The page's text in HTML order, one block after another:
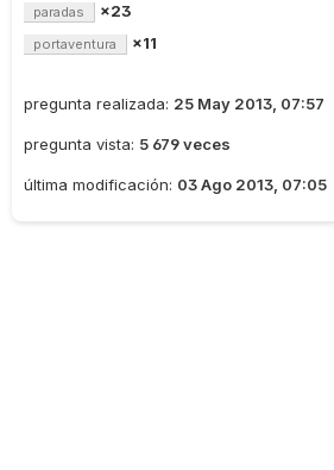
paradas ×23
portaventura ×11
pregunta realizada: 25 May 2013, 07:57
pregunta vista: 5 679 veces
última modificación: 03 Ago 2013, 07:05